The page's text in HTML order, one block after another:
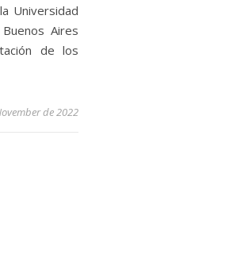
Universidad
Aires
de los
de 2022